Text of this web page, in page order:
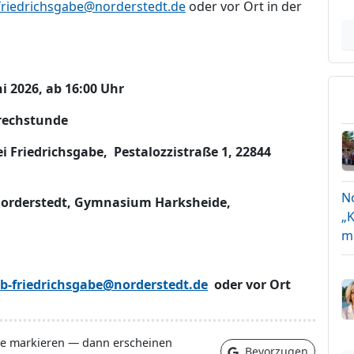
oder vor Ort in der
ab 16:00 Uhr
Pestalozzistraße 1, 22844
Gymnasium Harksheide,
friedrichsgabe@norderstedt.de oder vor Ort
markieren — dann erscheinen
Bevorzugen